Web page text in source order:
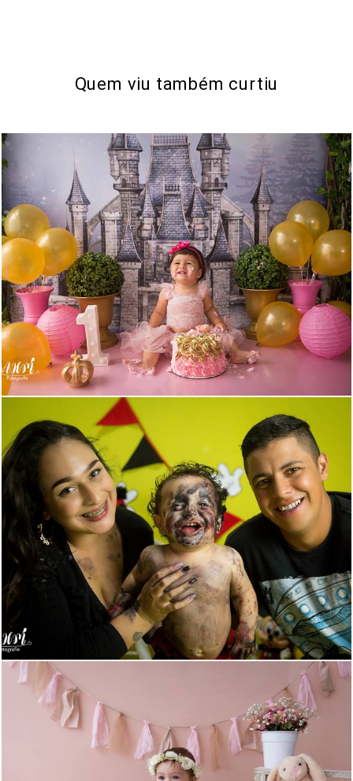
Quem viu também curtiu
500 0
644 0